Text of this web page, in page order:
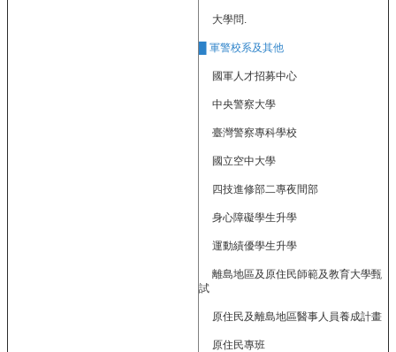
大學問.
█ 軍警校系及其他
國軍人才招募中心
中央警察大學
臺灣警察專科學校
國立空中大學
四技進修部二專夜間部
身心障礙學生升學
運動績優學生升學
離島地區及原住民師範及教育大學甄
試
原住民及離島地區醫事人員養成計畫
原住民專班